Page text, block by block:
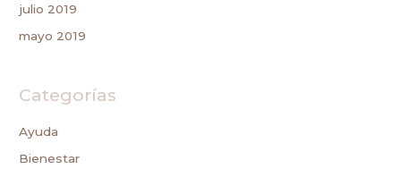
julio 2019
mayo 2019
Categorías
Ayuda
Bienestar